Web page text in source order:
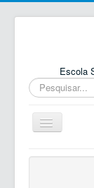
Escola
Pesquisar...
Ativar/
navegação
entrada